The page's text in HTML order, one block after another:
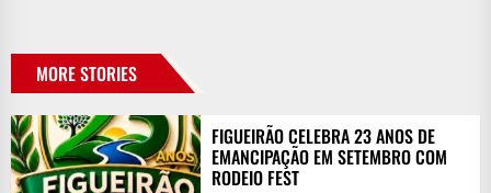
MORE STORIES
FIGUEIRÃO CELEBRA 23 ANOS DE
EMANCIPAÇÃO EM SETEMBRO COM
RODEIO FEST